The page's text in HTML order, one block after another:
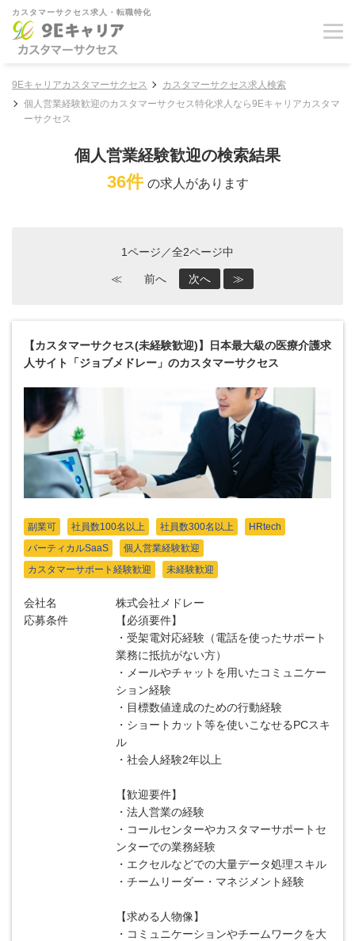
カスタマーサクセス求人・転職特化
9Eキャリアカスタマーサクセス
カスタマーサクセス求人検索
個人営業経験歓迎のカスタマーサクセス特化求人なら9Eキャリアカスタマ
ーサクセス
個人営業経験歓迎の検索結果
36件 の求人があります
1ページ／全2ページ中
≪ 前へ 次へ ≫
【カスタマーサクセス(未経験歓迎)】日本最大級の医療介護求
人サイト「ジョブメドレー」のカスタマーサクセス
副業可 社員数100名以上 社員数300名以上
HRtech
バーティカルSaaS
個人営業経験歓迎
カスタマーサポート経験歓迎
未経験歓迎
会社名
株式会社メドレー
応募条件
【必須要件】
・受架電対応経験（電話を使ったサポート
業務に抵抗がない方）
・メールやチャットを用いたコミュニケー
ション経験
・目標数値達成のための行動経験
・ショートカット等を使いこなせるPCスキ
ル
・社会人経験2年以上
【歓迎要件】
・法人営業の経験
・コールセンターやカスタマーサポートセ
ンターでの業務経験
・エクセルなどでの大量データ処理スキル
・チームリーダー・マネジメント経験
【求める人物像】
・コミュニケーションやチームワークを大